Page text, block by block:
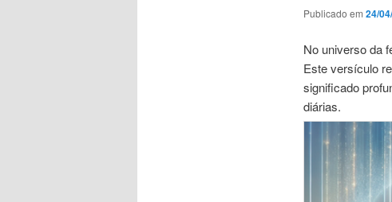
Publicado em 24/
No universo da
Este versículo
significado
diárias.